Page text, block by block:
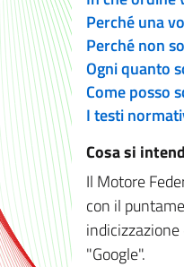
Perché una
Perché non
Ogni quanto
Come posso
I testi
Cosa si
Il Motore
con il
"Google".